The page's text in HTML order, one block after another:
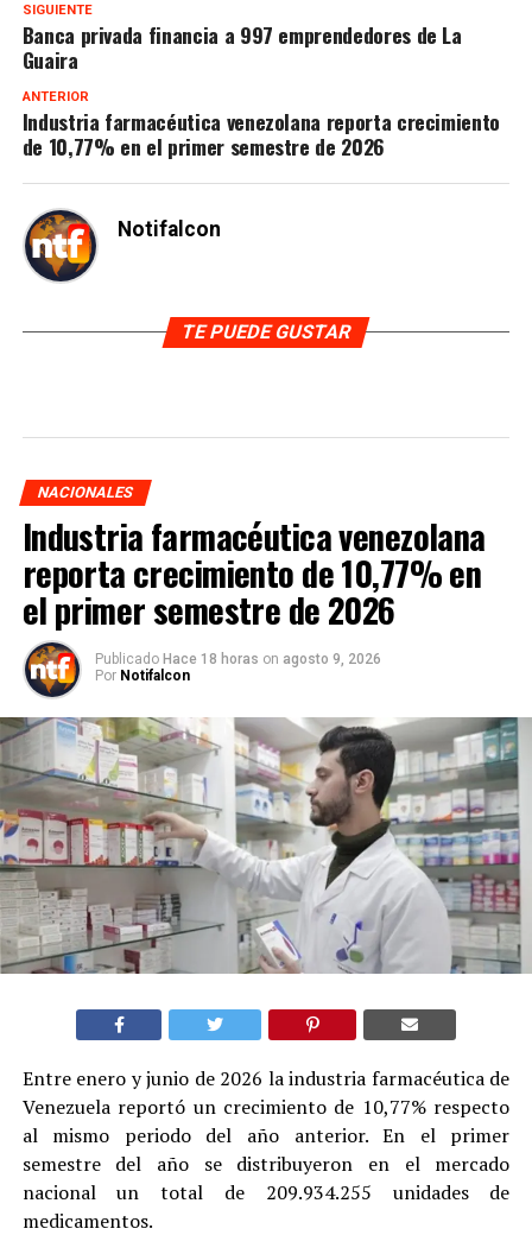
SIGUIENTE
Banca privada financia a 997 emprendedores de La
Guaira
ANTERIOR
Industria farmacéutica venezolana reporta crecimiento
de 10,77% en el primer semestre de 2026
Notifalcon
TE PUEDE GUSTAR
NACIONALES
Industria farmacéutica venezolana
reporta crecimiento de 10,77% en
el primer semestre de 2026
Publicado Hace 18 horas on agosto 9, 2026
Por Notifalcon
Entre enero y junio de 2026 la industria farmacéutica de
Venezuela reportó un crecimiento de 10,77% respecto
al mismo periodo del año anterior. En el primer
semestre del año se distribuyeron en el mercado
nacional un total de 209.934.255 unidades de
medicamentos.